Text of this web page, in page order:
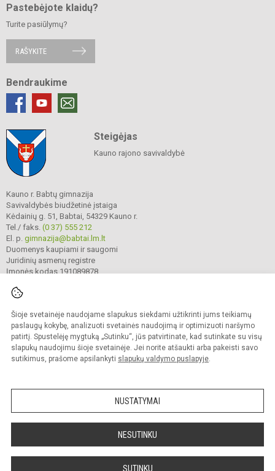
Šioje svetainėje naudojame slapukus siekdami užtikrinti jums teikiamų
paslaugų kokybę, analizuoti svetainės naudojimą ir optimizuoti naršymo
patirtį. Spustelėję mygtuką „Sutinku“, jūs patvirtinate, kad sutinkate su visų
slapukų naudojimu šioje svetainėje. Jei norite atšaukti arba pakeisti savo
sutikimus, prašome apsilankyti slapukų valdymo puslapyje.
NUSTATYMAI
NESUTINKU
SUTINKU
Pastebėjote klaidų?
Turite pasiūlymų?
RAŠYKITE
Bendraukime
Steigėjas
Kauno rajono savivaldybė
Kauno r. Babtų gimnazija
Savivaldybės biudžetinė įstaiga
Kėdainių g. 51, Babtai, 54329 Kauno r.
Tel./ faks. (0 37) 555 212
El. p. gimnazija@babtai.lm.lt
Duomenys kaupiami ir saugomi
Juridinių asmenų registre
Įmonės kodas 191089878
© 2025. Kauno r. Babtų gimnazija. Visos teisės saugomos.
Kopijuoti turinį be raštiško gimnazijos sutikimo griežtai draudžiama.
Prieinamumo paraiška Slapukų politika
Sumanus būdas atnaujinti